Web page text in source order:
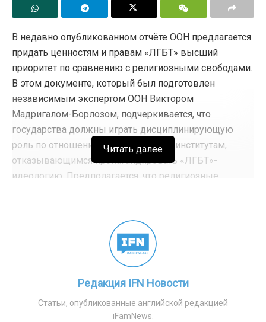
В недавно опубликованном отчёте ООН предлагается
придать ценностям и правам «ЛГБТ» высший
приоритет по сравнению с религиозными свободами.
В этом документе, который был подготовлен
независимым экспертом ООН Виктором
Мадригалом-Борлозом, подчеркивается, что
государства должны играть дисциплинирующую
роль по отношению к религиозным институтам,
отказывающимся пропагандировать «ЛГБТ»-
идеологию. Предполагается, что религиозные
осуждается традиционное толкование Библии,
определяющее гомосексуальное поведение как
тяжкий грех. Автор хвалит диссидентствующие
религиозные группы, выступающие в поддержку
абортов, гомосексуалима и транссексуализма.
Мадригал-Борлоз утверждает, что люди,
Читать далее
Редакция IFN Новости
Статьи, опубликованные английской редакцией
iFamNews.